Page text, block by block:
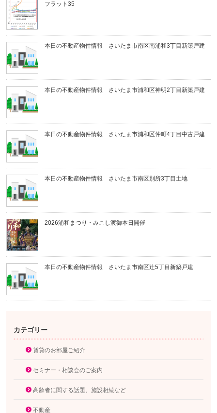
フラット35
本日の不動産物件情報 さいたま市南区南浦和3丁目新築戸建
本日の不動産物件情報 さいたま市浦和区神明2丁目新築戸建
本日の不動産物件情報 さいたま市浦和区仲町4丁目中古戸建
本日の不動産物件情報 さいたま市南区別所3丁目土地
2026浦和まつり・みこし渡御本日開催
本日の不動産物件情報 さいたま市南区辻5丁目新築戸建
カテゴリー
賃貸のお部屋ご紹介
セミナー・相談会のご案内
高齢者に関する話題、施設相続など
不動産